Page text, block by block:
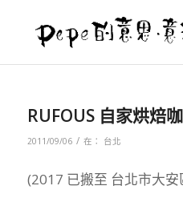
RUFOUS 自家烘焙
2011/09/06 / 在： 台北
(2017 已搬至 台北市大